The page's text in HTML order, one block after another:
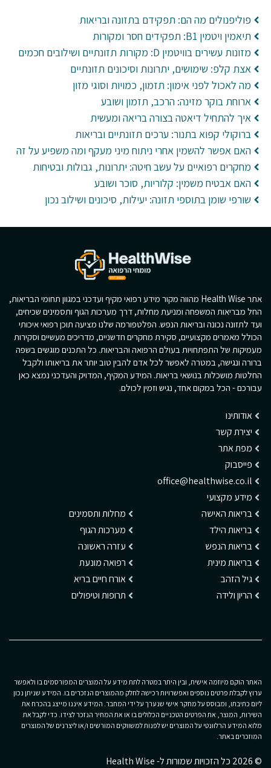
פוליפנולים מה הם: תפקידם בתזונה ובריאות
תיאמין ויטמין B1: תפקידים חסר ומקורות
מזונות עשירים בוויטמין D: מקורות תזונתיים ושילובים חכמים
אצת קלפ: שימושים, יתרונות וסיכונים תזונתיים
מה לאכול לפני אימון: תזמון, כמויות וסוגי מזון
ארוחת בוקר מזינה: הרכב, תזמון ושובע
איך להתחיל דיאטה בצורה בריאה ומעשית
ברוקולי קפוא בתנור: ערכים תזונתיים ובריאות
האם אפשר להשמין אחרי ניתוח מיני מעקף ומה משפיע על זה
מחקרים רפואיים על עשב חיטה: יתרונות, גבולות ובטיחות
האם אבטיח משמין: קלוריות, סוכר ושובע
שורפי שומן בתוספי תזונה: יעילות, סיכונים ושילוב נכון
אתר Health Wise מהווה מקור מידע רפואי מקיף ועדכני במגוון תחומי הבריאות,
החל מבריאות המשפחה ומניעת מחלות, דרך מערכות הגוף ותסמינים שכיחים,
ועד לתזונה נכונה ובריאות הנפש. הפלטפורמה שלנו מציעה תוכן רפואי איכותי
הכולל מאמרים מקצועיים, סקירת מחקרים חדשניים, מדריכים מעשיים וסקירות
מעמיקות של התפתחויות בעולם הרפואה והבריאות. כל התכנים מוגשים בשפה
ברורה ונגישה, במטרה לאפשר לכל אדם להבין טוב יותר את בריאותו ולקבל
החלטות מושכלות בנושאי בריאות. המידע המקיף, המדויק והעדכני נמצא כאן
עבורכם - הכל במקום אחד, נגיש וזמין לכולם.
אודותינו
יצירת קשר
מפת אתר
פייסבוק
office@healthwise.co.il
מידע מקצועי
בריאות האישה
בריאות הילד
בריאות הנפש
בריאות מינית
גיל הזהב
הריון ולידה
מחלות ותסמינים
מערכות הגוף
עזרה ראשונה
רפואה מונעת
אורח חיים בריא
תרופות וטיפולים
האתר הוקם מיוזמה אישית, ובין היתר במטרה לתת מידע על המוצרים המפורסמים בו ולאפשר
ערוץ לקבלת פרטים נוספים ואפשרויות רכישה לחלק מהמוצרים הנזכרים בו. המידע שניתן נכון
ליום כתיבתו, ומבוסס על מחקר אישי שנערך על ידי המחבר. המידע איננו מייצג בהכרח את
השירות, המוצר, את הפרטים הטכניים הכלולים בו או את המחיר הנזכר לצידו. כדי לקבל את
מלוא המידע הרלוונטי על המוצרים יש לפנות למשווקים המורשים ו/או ליצרנים של המוצרים
המוזכרים באתר.
© 2026 כל הזכויות שמורות ל- Health Wise